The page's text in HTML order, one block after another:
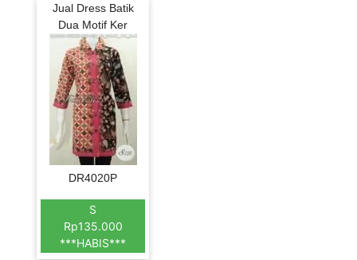
Jual Dress Batik
Dua Motif Ker
DR4020P
S
Rp135.000
***HABIS***